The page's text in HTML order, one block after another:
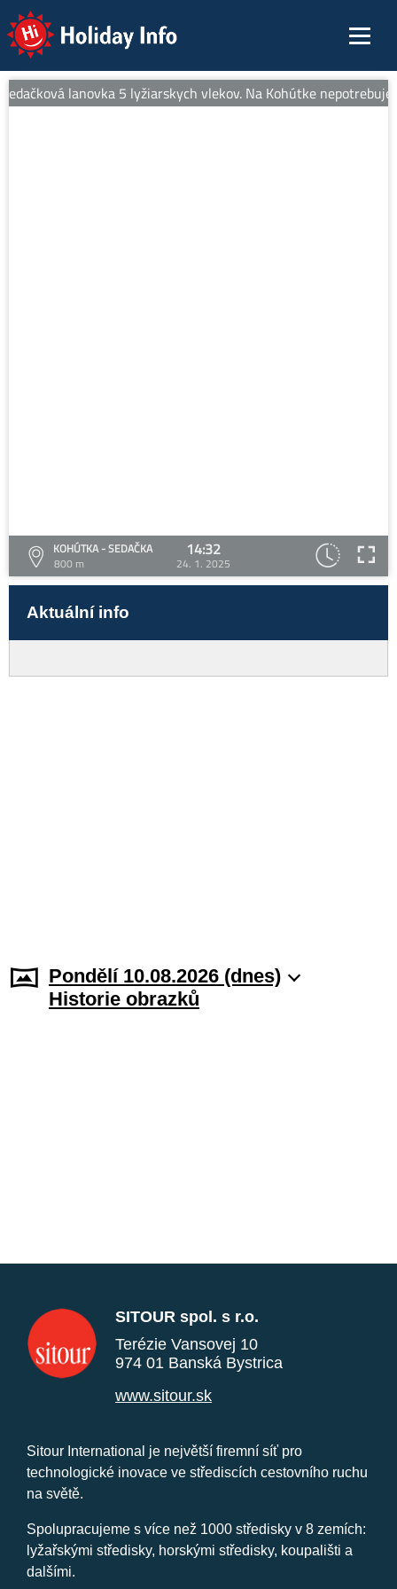
Holiday Info
lanovka 5 lyžiarskych vlekov. Na Kohútke
KOHÚTKA - SEDAČKA
800 m
14:32
24. 1. 2025
Aktuální info
Pondělí 10.08.2026 (dnes)
Historie obrazků
SITOUR spol. s r.o.
Terézie Vansovej 10
974 01 Banská Bystrica
www.sitour.sk
Sitour International je největší firemní síť pro
technologické inovace ve střediscích cestovního ruchu
na světě.
Spolupracujeme s více než 1000 středisky v 8 zemích:
lyžařskými středisky, horskými středisky, koupališti a
dalšími.